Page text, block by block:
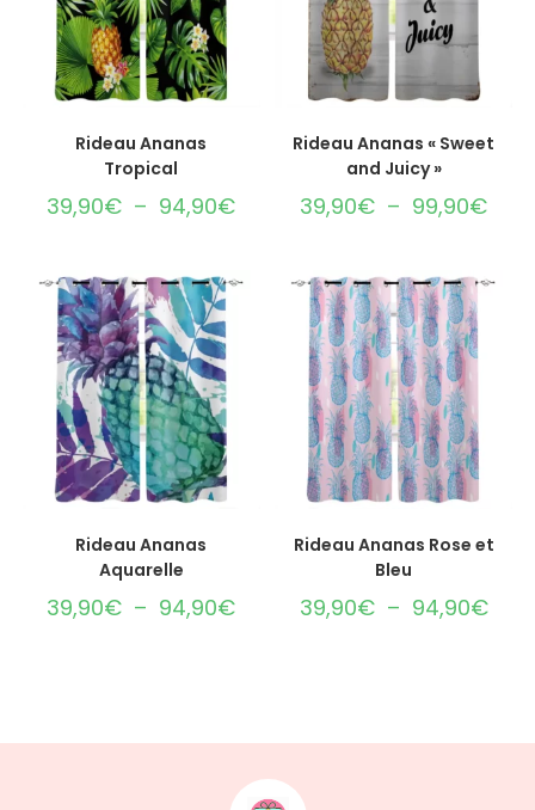
CHOIX DES OPTIONS
Rideau Ananas
Tropical
39,90€ – 94,90€
CHOIX DES OPTIONS
Rideau Ananas « Sweet
and Juicy »
39,90€ – 99,90€
CHOIX DES OPTIONS
Rideau Ananas
Aquarelle
39,90€ – 94,90€
CHOIX DES OPTIONS
Rideau Ananas Rose et
Bleu
39,90€ – 94,90€